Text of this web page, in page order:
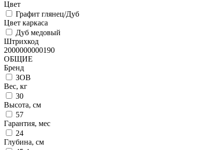
Цвет
Графит глянец/Дуб
Цвет каркаса
Дуб медовый
Штрихкод
2000000000190
ОБЩИЕ
Бренд
ЗОВ
Вес, кг
30
Высота, см
57
Гарантия, мес
24
Глубина, см